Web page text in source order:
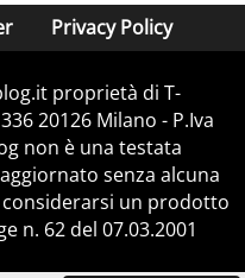
Privacy Policy
proprietà di T-
20126 Milano - P.Iva
non è una testata
senza alcuna
un prodotto
n. 62 del 07.03.2001